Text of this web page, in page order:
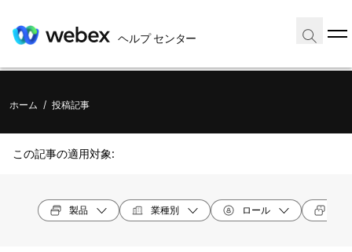
ヘルプ センター
ホーム / 投稿記事
この記事の適用対象:
製品 業種別 ロール